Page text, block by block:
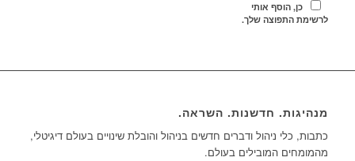
כן, הוסף אותי
לרשימת התפוצה שלך.
מנהיגות. חדשנות. השראה.
כתבות, כלי ניהול ודברים חדשים בניהול והובלת שינויים בעולם דיגיטלי,
מהמומחים המובילים בעולם.